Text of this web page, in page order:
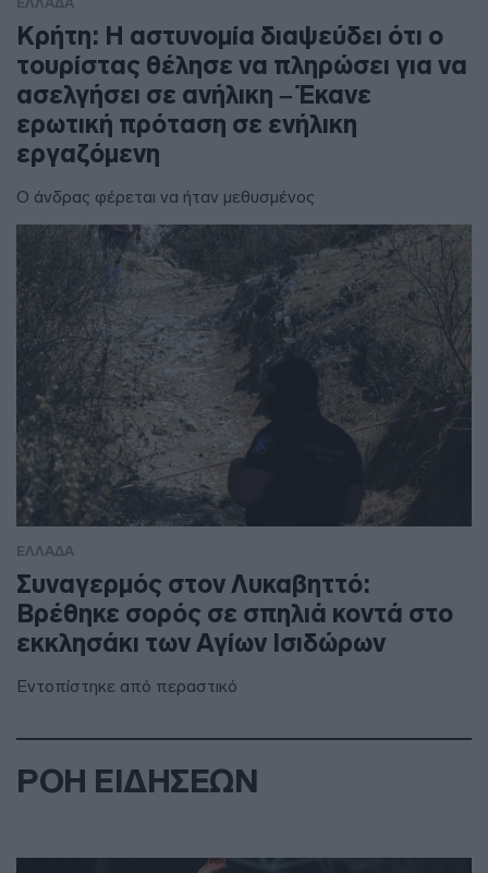
Κρήτη: Η αστυνομία διαψεύδει ότι ο
τουρίστας θέλησε να πληρώσει για να
ασελγήσει σε ανήλικη – Έκανε
ερωτική πρόταση σε ενήλικη
εργαζόμενη
Ο άνδρας φέρεται να ήταν μεθυσμένος
ΕΛΛΑΔΑ
Συναγερμός στον Λυκαβηττό:
Βρέθηκε σορός σε σπηλιά κοντά στο
εκκλησάκι των Αγίων Ισιδώρων
Εντοπίστηκε από περαστικό
ΡΟΗ ΕΙΔΗΣΕΩΝ